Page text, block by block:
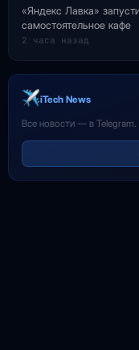
«Яндекс Лавка»
самостоятельное кафе
2 часа назад
iTech News
Все новости — в Telegram.